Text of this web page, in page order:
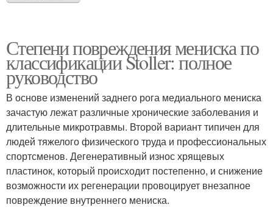
Степени повреждения мениска по
классификации Stoller: полное
руководство
В основе изменений заднего рога медиального мениска
зачастую лежат различные хронические заболевания и
длительные микротравмы. Второй вариант типичен для
людей тяжелого физического труда и профессиональных
спортсменов. Дегенеративный износ хрящевых
пластинок, который происходит постепенно, и снижение
возможности их регенерации провоцирует внезапное
повреждение внутреннего мениска.